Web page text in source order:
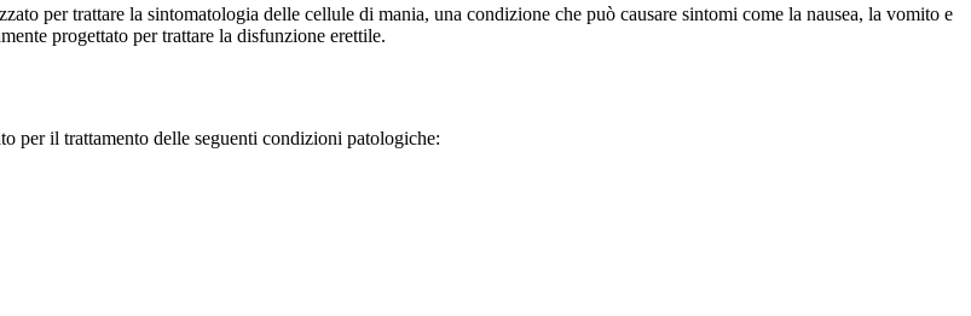
per trattare la sintomatologia delle cellule di mania, una condizione che può causare sintomi come la nausea, la vomito e
progettato per trattare la disfunzione erettile.
per il trattamento delle seguenti condizioni patologiche: